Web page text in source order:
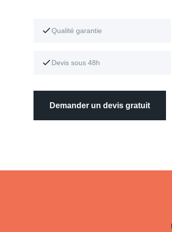
Qualité garantie
Devis sous 48h
Demander un devis gratuit